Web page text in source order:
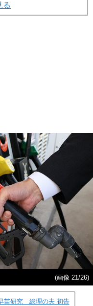
る
(画像 21/26)
苗研究 総理の夫 初告